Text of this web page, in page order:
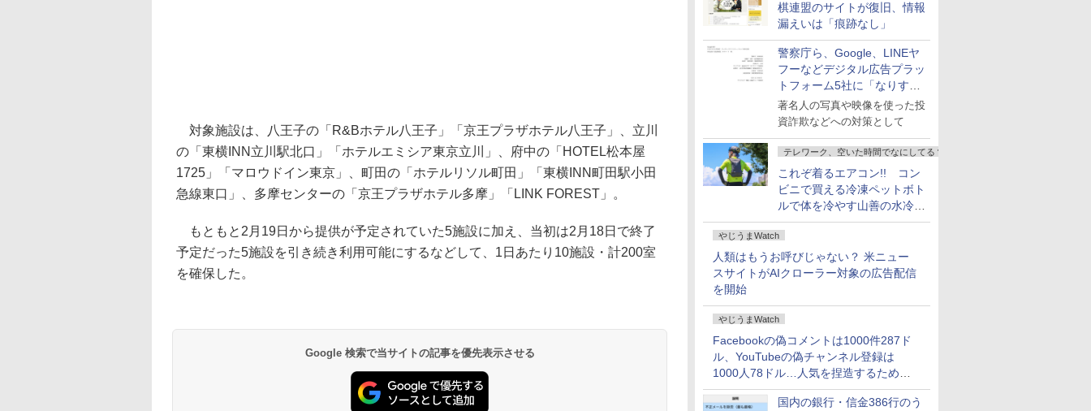
棋連盟のサイトが復旧、情報
漏えいは「痕跡なし」
警察庁ら、Google、LINEヤ
フーなどデジタル広告プラッ
トフォーム5社に「なりすま
し詐欺広告」対策強化を要請
著名人の写真や映像を使った投
資詐欺などへの対策として
テレワーク、空いた時間でなにしてる？
これぞ着るエアコン!! コン
ビニで買える冷凍ペットボト
ルで体を冷やす山善の水冷ベ
ストがロードバイクにちょう
どいい【ぼっち・ざ・ろー
ど！その14】
やじうまWatch
人類はもうお呼びじゃない？ 米ニュー
スサイトがAIクローラー対象の広告配信
を開始
やじうまWatch
Facebookの偽コメントは1000件287ド
ル、YouTubeの偽チャンネル登録は
1000人78ドル…人気を捏造するための
価格リストが公開中
国内の銀行・信金386行のう
対象施設は、八王子の「R&Bホテル八王子」「京王プラザホテル八王子」、立川
の「東横INN立川駅北口」「ホテルエミシア東京立川」、府中の「HOTEL松本屋
1725」「マロウドイン東京」、町田の「ホテルリソル町田」「東横INN町田駅小田
急線東口」、多摩センターの「京王プラザホテル多摩」「LINK FOREST」。
もともと2月19日から提供が予定されていた5施設に加え、当初は2月18日で終了
予定だった5施設を引き続き利用可能にするなどして、1日あたり10施設・計200室
を確保した。
Google 検索で当サイトの記事を優先表示させる